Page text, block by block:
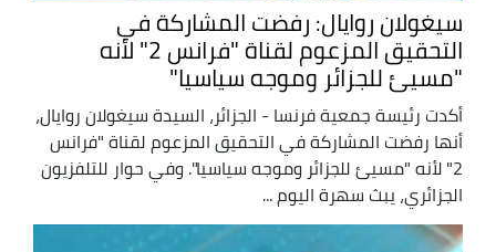
سيغولان روايال: رفضت المشاركة في
التحقيق المزعوم لقناة "فرانس 2" لأنه
"مسيئ للجزائر وموجه سياسيا"
أكدت رئيسة جمعية فرنسا - الجزائر، السيدة سيغولان روايال،
أنها رفضت المشاركة في التحقيق المزعوم لقناة "فرانس
2" لأنه "مسيئ للجزائر وموجه سياسيا". وفي حوار للتلفزيون
الجزائري، يبث سهرة اليوم ...